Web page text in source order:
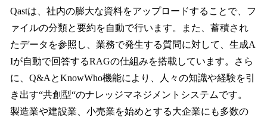
Qastは、社内の膨大な資料をアップロードすることで、フ
ァイルの分類と要約を自動で行います。また、蓄積され
たデータを参照し、業務で発生する質問に対して、生成A
Iが自動で回答するRAGの仕組みを搭載しています。さら
に、Q&AとKnowWho機能により、人々の知識や経験を引
き出す“共創型“のナレッジマネジメントシステムです。
製造業や建設業、小売業を始めとする大企業にも多数の